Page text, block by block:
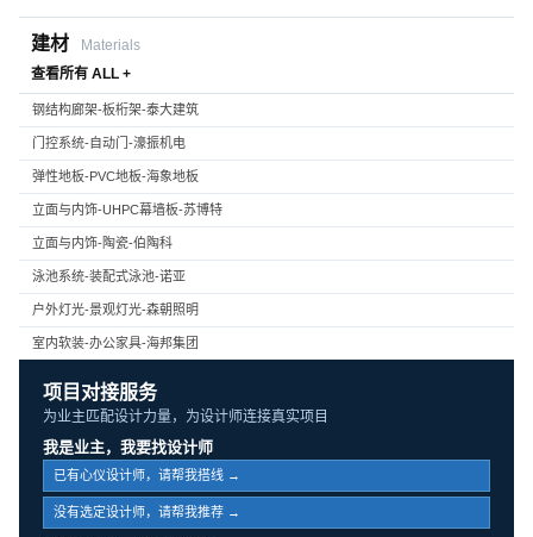
建材
Materials
查看所有 ALL +
钢结构廊架-板桁架-泰大建筑
门控系统-自动门-濠振机电
弹性地板-PVC地板-海象地板
立面与内饰-UHPC幕墙板-苏博特
立面与内饰-陶瓷-伯陶科
泳池系统-装配式泳池-诺亚
户外灯光-景观灯光-森朝照明
室内软装-办公家具-海邦集团
项目对接服务
为业主匹配设计力量，为设计师连接真实项目
我是业主，我要找设计师
已有心仪设计师，请帮我搭线 →
没有选定设计师，请帮我推荐 →